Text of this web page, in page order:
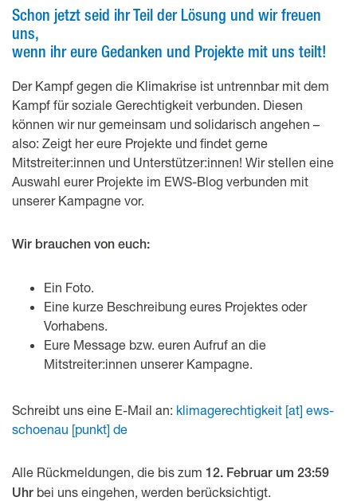
Schon jetzt seid ihr Teil der Lösung und wir freuen
uns,
wenn ihr eure Gedanken und Projekte mit uns teilt!
Der Kampf gegen die Klimakrise ist untrennbar mit dem
Kampf für soziale Gerechtigkeit verbunden. Diesen
können wir nur gemeinsam und solidarisch angehen –
also: Zeigt her eure Projekte und findet gerne
Mitstreiter:innen und Unterstützer:innen! Wir stellen eine
Auswahl eurer Projekte im EWS-Blog verbunden mit
unserer Kampagne vor.
Wir brauchen von euch:
Ein Foto.
Eine kurze Beschreibung eures Projektes oder
Vorhabens.
Eure Message bzw. euren Aufruf an die
Mitstreiter:innen unserer Kampagne.
Schreibt uns eine E-Mail an: klimagerechtigkeit [at] ews-
schoenau [punkt] de
Alle Rückmeldungen, die bis zum 12. Februar um 23:59
Uhr bei uns eingehen, werden berücksichtigt.